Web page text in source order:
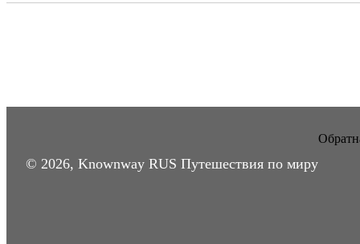
© 2026, Knownway RUS Путешествия по миру